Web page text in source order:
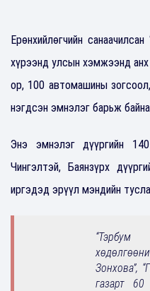
Ерөнхийлөгчийн
хүрээнд улсын хэмжээнд
ор, 100 автомашины
нэгдсэн эмнэлэг барьж
Энэ эмнэлэг дүүргийн
Чингэлтэй, Баянзүрх
иргэдэд эрүүл мэндийн
Зонхова”,
газарт